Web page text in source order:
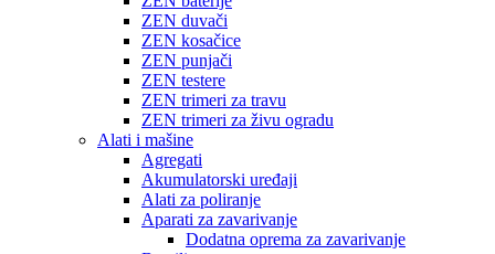
ZEN duvači
ZEN kosačice
ZEN punjači
ZEN testere
ZEN trimeri za travu
ZEN trimeri za živu ogradu
Alati i mašine
Agregati
Akumulatorski uređaji
Alati za poliranje
Aparati za zavarivanje
Dodatna oprema za zavarivanje